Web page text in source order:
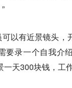
可以有近景镜头
要录一个自我介
一天300块钱，工